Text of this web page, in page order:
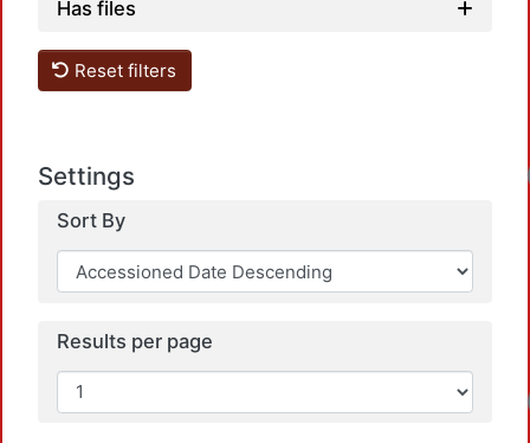
Has files
Reset filters
Settings
Sort By
Results per page